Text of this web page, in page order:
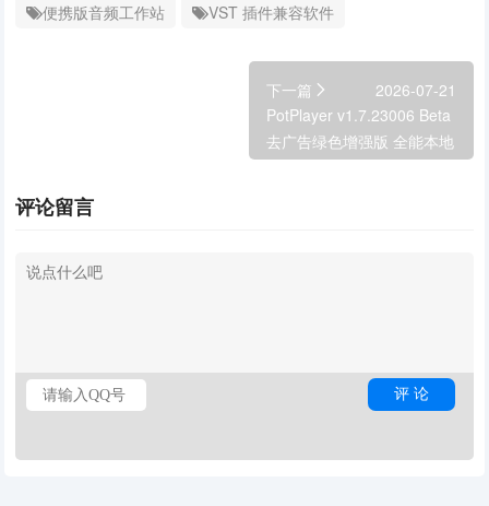
便携版音频工作站
VST 插件兼容软件
下一篇
2026-07-21
PotPlayer v1.7.23006 Beta
去广告绿色增强版 全能本地
评论留言